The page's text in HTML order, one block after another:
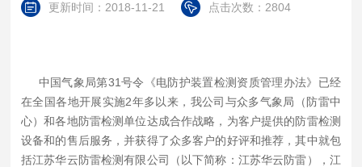
更新时间：2018-11-21 点击次数：2804
中国气象局第31号令《电防护装置检测资质管理办法》已经
在全国各地开展实施2年多以来，我公司与众多气象局（防雷中
心）和各地防雷检测单位达成合作战略，为客户提供的防雷检测
设备和的售后服务，并获得了众多客户的好评和推荐，其中就包
括江苏华云防雷检测有限公司（以下简称：江苏华云防雷），江